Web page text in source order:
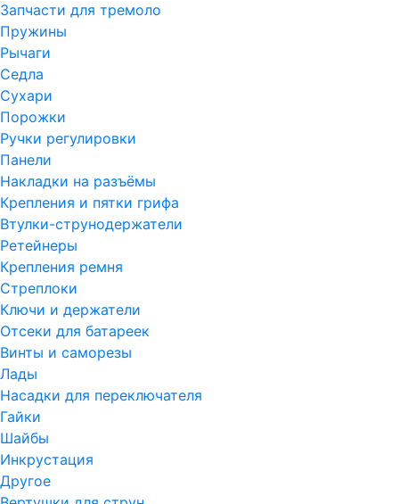
Запчасти для тремоло
Пружины
Рычаги
Седла
Сухари
Порожки
Ручки регулировки
Панели
Накладки на разъёмы
Крепления и пятки грифа
Втулки-струнодержатели
Ретейнеры
Крепления ремня
Стреплоки
Ключи и держатели
Отсеки для батареек
Винты и саморезы
Лады
Насадки для переключателя
Гайки
Шайбы
Инкрустация
Другое